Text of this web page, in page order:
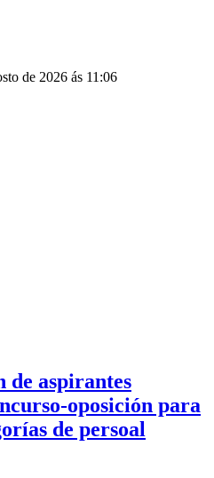
de 2026 ás 11:06
de aspirantes
oposición para
de persoal